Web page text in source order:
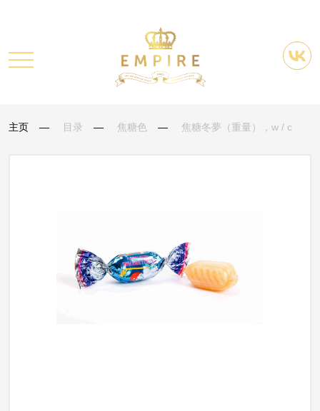
主页 目录 焦糖色 焦糖冬夢（重量），w / c